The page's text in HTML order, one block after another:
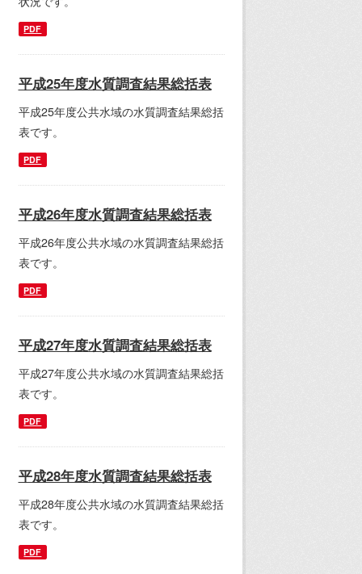
PDF
平成25年度水質調査結果総括表
平成25年度公共水域の水質調査結果総括
表です。
PDF
平成26年度水質調査結果総括表
平成26年度公共水域の水質調査結果総括
表です。
PDF
平成27年度水質調査結果総括表
平成27年度公共水域の水質調査結果総括
表です。
PDF
平成28年度水質調査結果総括表
平成28年度公共水域の水質調査結果総括
表です。
PDF